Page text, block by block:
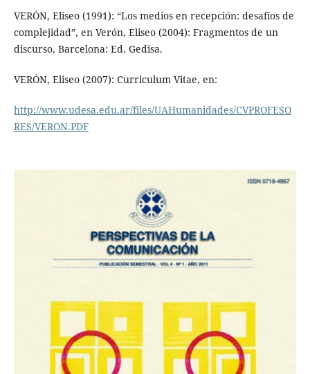
VERÓN, Eliseo (1991): “Los medios en recepción: desafíos de
complejidad”, en Verón, Eliseo (2004): Fragmentos de un
discurso, Barcelona: Ed. Gedisa.
VERÓN, Eliseo (2007): Curriculum Vitae, en:
http://www.udesa.edu.ar/files/UAHumanidades/CVPROFESO
RES/VERON.PDF